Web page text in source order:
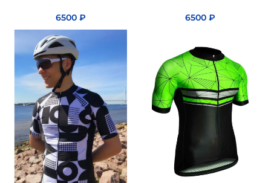
6500 ₽ 6500 ₽